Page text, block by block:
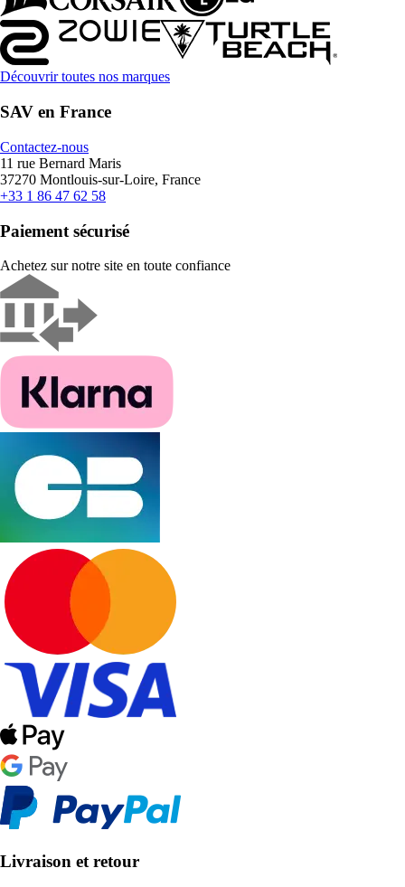
Découvrir toutes nos marques
SAV en France
Contactez-nous
11 rue Bernard Maris
37270 Montlouis-sur-Loire, France
+33 1 86 47 62 58
Paiement sécurisé
Achetez sur notre site en toute confiance
Livraison et retour